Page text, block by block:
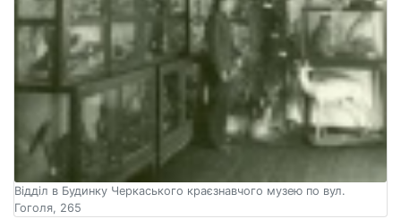
Відділ в Будинку Черкаського краєзнавчого музею по вул.
Гоголя, 265